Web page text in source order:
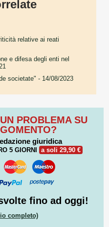
relative ai reati
e difesa degli enti nel
societate" - 14/08/2023
PROBLEMA SU
giuridica
5 GIORNI a soli 29,90 €
fino ad oggi!
completo)